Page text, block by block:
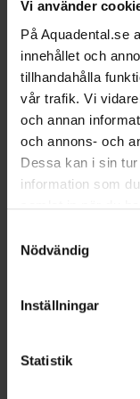
Vi använder
På Aquadental.se
innehållet och
tillhandahålla
vår trafik. Vi
och annan
och annons- och
Dessa kan i sin
information som
samlat in när du
Nödvändig
Inställningar
Statistik
god förmåga att
fungerar väl
minskar risken
Innan kronor
implantatet växa
några månader
från person till
med. När
Tandimplantat
munhälsa som
behandling
naturliga
avtagbara